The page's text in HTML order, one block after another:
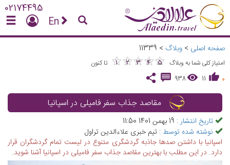
02174495
En
صفحه اصلی > وبلاگ >
11339
امتیاز کلی شما به وبلاگ ★
1 ★
2 ★
3 ★
4 ★
5
★★★★★
تا کنون
0
11
938
مقاصد جذاب سفر فامیلی در اسپانیا
تاریخ انتشار : 19 بهمن 1401 11:50
نوشته شده توسط : تیم خبری علاءالدین تراول
اسپانیا با داشتن صدها جاذبه گردشگری متنوع در لیست تمام گردشگران قرار
دارد. در این مطلب با بهترین مقاصد جذاب سفر فامیلی در اسپانیا آشنا شوید.